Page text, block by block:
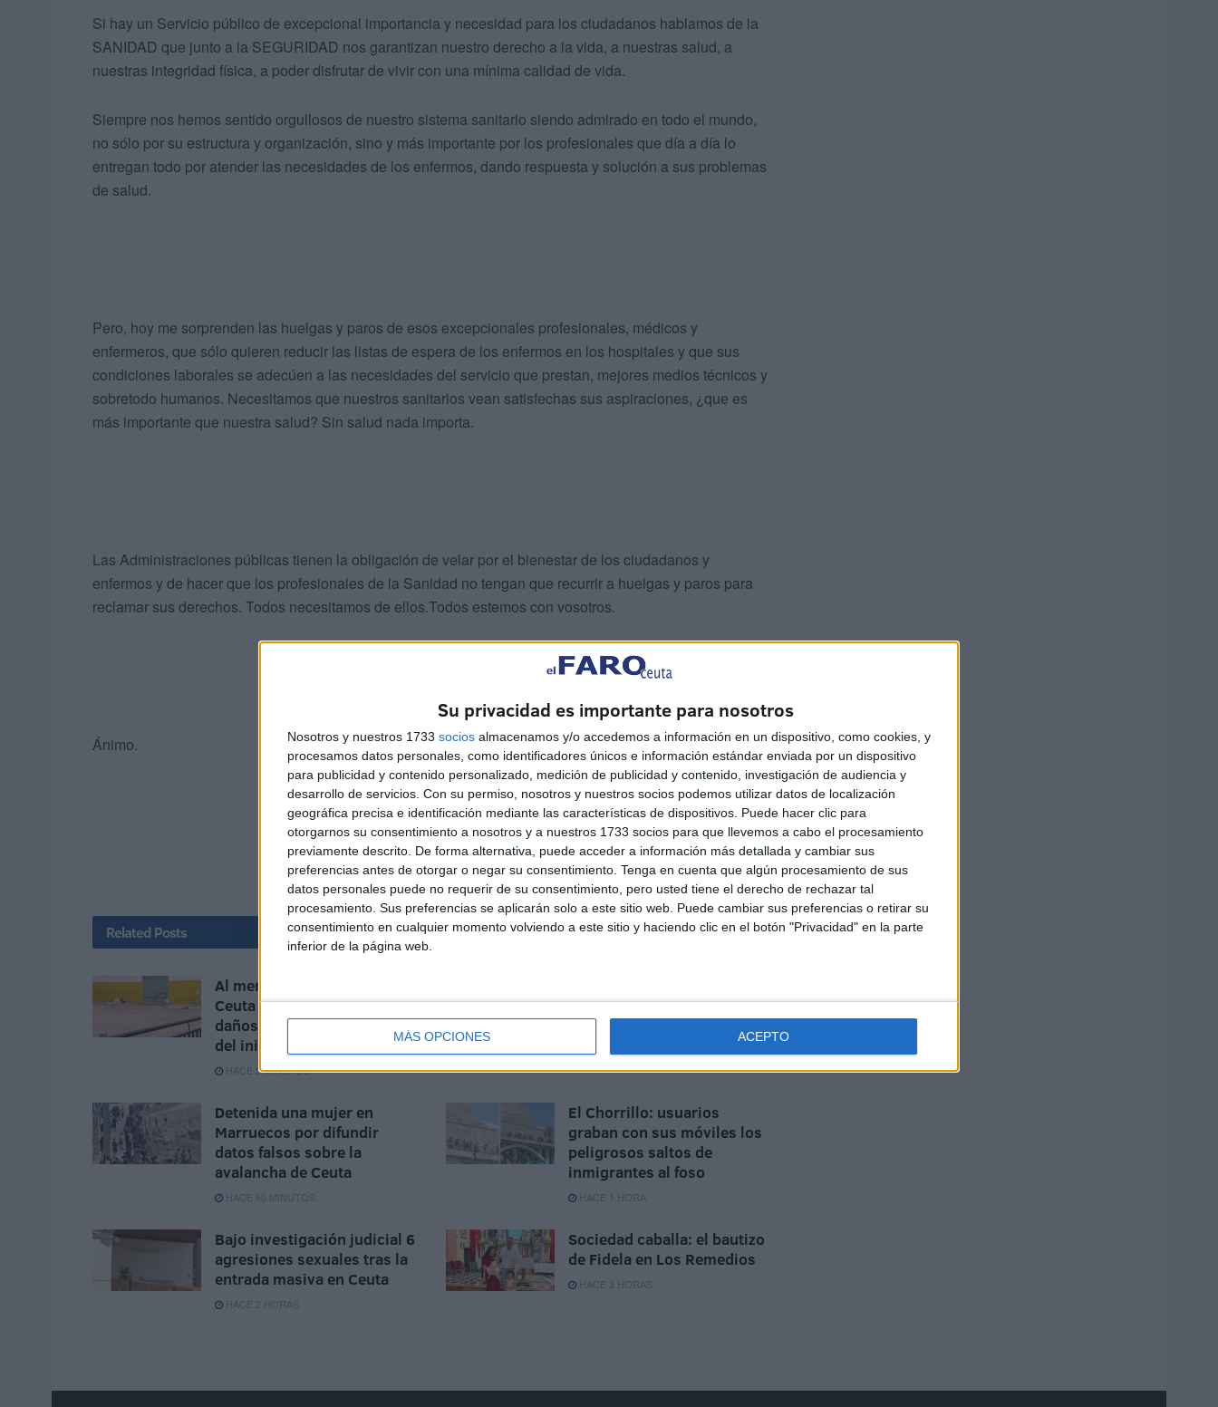
Su privacidad es importante para nosotros
Nosotros y nuestros 1733 socios almacenamos y/o accedemos a información en un dispositivo, como cookies, y
procesamos datos personales, como identificadores únicos e información estándar enviada por un dispositivo
para publicidad y contenido personalizado, medición de publicidad y contenido, investigación de audiencia y
desarrollo de servicios. Con su permiso, nosotros y nuestros socios podemos utilizar datos de localización
geográfica precisa e identificación mediante las características de dispositivos. Puede hacer clic para
otorgarnos su consentimiento a nosotros y a nuestros 1733 socios para que llevemos a cabo el procesamiento
previamente descrito. De forma alternativa, puede acceder a información más detallada y cambiar sus
preferencias antes de otorgar o negar su consentimiento. Tenga en cuenta que algún procesamiento de sus
datos personales puede no requerir de su consentimiento, pero usted tiene el derecho de rechazar tal
procesamiento. Sus preferencias se aplicarán solo a este sitio web. Puede cambiar sus preferencias o retirar su
consentimiento en cualquier momento volviendo a este sitio y haciendo clic en el botón "Privacidad" en la parte
inferior de la página web.
MÁS OPCIONES ACEPTO
Si hay un Servicio público de excepcional importancia y necesidad para los ciudadanos hablamos de la
SANIDAD que junto a la SEGURIDAD nos garantizan nuestro derecho a la vida, a nuestras salud, a
nuestras integridad física, a poder disfrutar de vivir con una mínima calidad de vida.
Siempre nos hemos sentido orgullosos de nuestro sistema sanitario siendo admirado en todo el mundo,
no sólo por su estructura y organización, sino y más importante por los profesionales que día a día lo
entregan todo por atender las necesidades de los enfermos, dando respuesta y solución a sus problemas
de salud.
Pero, hoy me sorprenden las huelgas y paros de esos excepcionales profesionales, médicos y
enfermeros, que sólo quieren reducir las listas de espera de los enfermos en los hospitales y que sus
condiciones laborales se adecúen a las necesidades del servicio que prestan, mejores medios técnicos y
sobretodo humanos. Necesitamos que nuestros sanitarios vean satisfechas sus aspiraciones, ¿que es
más importante que nuestra salud? Sin salud nada importa.
Las Administraciones públicas tienen la obligación de velar por el bienestar de los ciudadanos y
enfermos y de hacer que los profesionales de la Sanidad no tengan que recurrir a huelgas y paros para
reclamar sus derechos. Todos necesitamos de ellos.Todos estemos con vosotros.
Ánimo.
Related Posts
Al menos 6 colegios de
Ceuta sufren entradas y
daños a menos de un mes
del inicio del curso
HACE 5 MINUTOS
vigilantes para contener una
"situación extrema"
HACE 17 MINUTOS
Detenida una mujer en
Marruecos por difundir
datos falsos sobre la
avalancha de Ceuta
HACE 60 MINUTOS
El Chorrillo: usuarios
graban con sus móviles los
peligrosos saltos de
inmigrantes al foso
HACE 1 HORA
Bajo investigación judicial 6
agresiones sexuales tras la
entrada masiva en Ceuta
HACE 2 HORAS
Sociedad caballa: el bautizo
de Fidela en Los Remedios
HACE 3 HORAS